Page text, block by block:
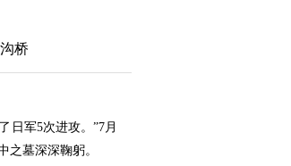
桥
日军5次进攻。”7月
之墓深深鞠躬。